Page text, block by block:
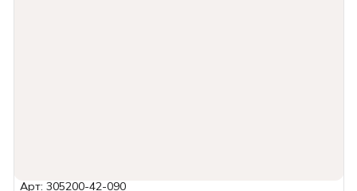
Арт: 305200-42-090